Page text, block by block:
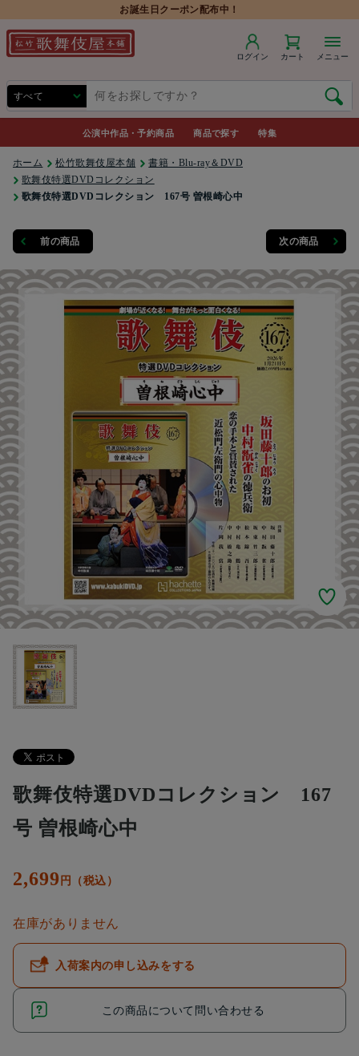
お誕生日クーポン配布中！
ログイン カート メニュー
公演中作品・予約商品 商品で探す 特集
ホーム 松竹歌舞伎屋本舗
書籍・Blu-ray＆DVD
歌舞伎特選DVDコレクション
歌舞伎特選DVDコレクション 167号 曽根崎心中
前の商品 次の商品
歌舞伎特選DVDコレクション 167
号 曽根崎心中
2,699 円（税込）
在庫がありません
入荷案内の申し込みをする
この商品について問い合わせる